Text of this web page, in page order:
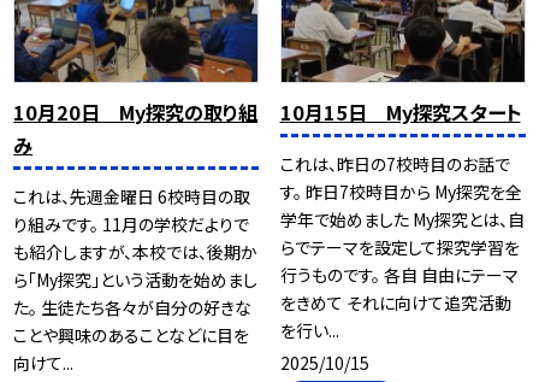
10月20日 My探究の取り組
み
これは、先週金曜日 6校時目の取
り組みです。 11月の学校だよりで
も紹介しますが、本校では、後期か
ら「My探究」という活動を始めまし
た。 生徒たち各々が自分の好きな
ことや興味のあることなどに目を
向けて...
10月15日 My探究スタート
これは、昨日の7校時目のお話で
す。 昨日7校時目から My探究を全
学年で始めました My探究とは、自
らでテーマを設定して探究学習を
行うものです。 各自 自由にテーマ
をきめて それに向けて追究活動
を行い...
2025/10/15